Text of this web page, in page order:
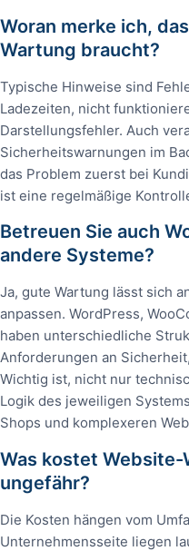
Woran merke ich,
Wartung braucht?
Typische Hinweise sind
Ladezeiten, nicht
Darstellungsfehler. Auch
Sicherheitswarnungen im
das Problem zuerst bei
ist eine regelmäßige
Betreuen Sie auch
andere Systeme?
Ja, gute Wartung lässt sich
anpassen. WordPress,
haben unterschiedliche
Anforderungen an
Wichtig ist, nicht nur
Logik des jeweiligen
Shops und komplexeren
Was kostet
ungefähr?
Die Kosten hängen vom
Unternehmensseite liegen